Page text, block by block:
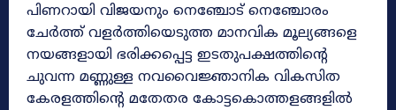
പിണറായി വിജയനും നെഞ്ചോട് നെഞ്ചോരം
ചേർത്ത് വളർത്തിയെടുത്ത മാനവിക മൂല്യങ്ങളെ
നയങ്ങളായി ഭരിക്കപ്പെട്ട ഇടതുപക്ഷത്തിന്റെ
ചുവന്ന മണ്ണുള്ള നവവൈജ്ഞാനിക വികസിത
കേരളത്തിന്റെ മതേതര കോട്ടകൊത്തളങ്ങളിൽ